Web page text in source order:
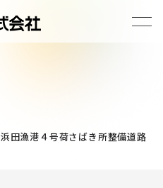
浜田漁港４号荷さばき所整備道路